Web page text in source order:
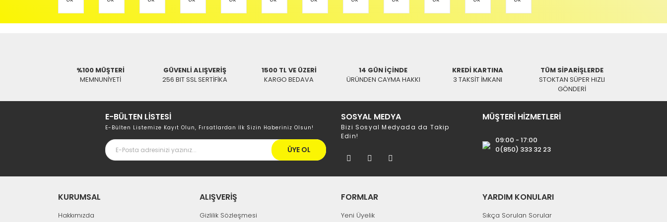
SWAT
Vestel LCD/Plazma TV Kumanda 2504
158,85 TL 195,32 TL
Vestel LCD Plazma TV Kumanda 2501
121,89 TL 146,37 TL
Tükendi
Vestel LCD TV Kumanda - Universal
%100 MÜŞTERİ
MEMNUNİYETİ
GÜVENLİ ALIŞVERİŞ
256 BIT SSL SERTİFİKA
1500 TL VE ÜZERİ
KARGO BEDAVA
14 GÜN İÇİNDE
ÜRÜNDEN CAYMA HAKKI
KREDİ KARTINA
3 TAKSİT İMKANI
TÜM SİPARİŞLERDE
STOKTAN SÜPER HIZLI
GÖNDERİ
E-BÜLTEN LİSTESİ
E-Bülten Listemize Kayıt Olun, Fırsatlardan İlk Sizin Haberiniz Olsun!
ÜYE OL
SOSYAL MEDYA
Bizi Sosyal Medyada da Takip
Edin!
MÜŞTERİ HİZMETLERİ
09:00 - 17:00
0(850) 333 32 23
KURUMSAL
Hakkımızda
ALIŞVERİŞ
Gizlilik Sözleşmesi
FORMLAR
Yeni Üyelik
YARDIM KONULARI
Sıkça Sorulan Sorular